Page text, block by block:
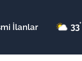
İlanlar 33°